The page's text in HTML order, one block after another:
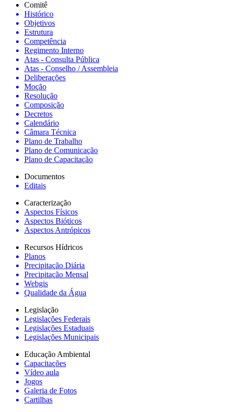
Comitê
Histórico
Objetivos
Estrutura
Competência
Regimento Interno
Atas - Consulta Pública
Atas - Conselho / Assembleia
Deliberações
Moção
Resolução
Composição
Decretos
Calendário
Câmara Técnica
Plano de Trabalho
Plano de Comunicação
Plano de Capacitação
Documentos
Editais
Caracterização
Aspectos Físicos
Aspectos Bióticos
Aspectos Antrópicos
Recursos Hídricos
Planos
Precipitação Diária
Precipitação Mensal
Webgis
Qualidade da Água
Legislação
Legislações Federais
Legislações Estaduais
Legislações Municipais
Educação Ambiental
Capacitações
Vídeo aula
Jogos
Galeria de Fotos
Cartilhas